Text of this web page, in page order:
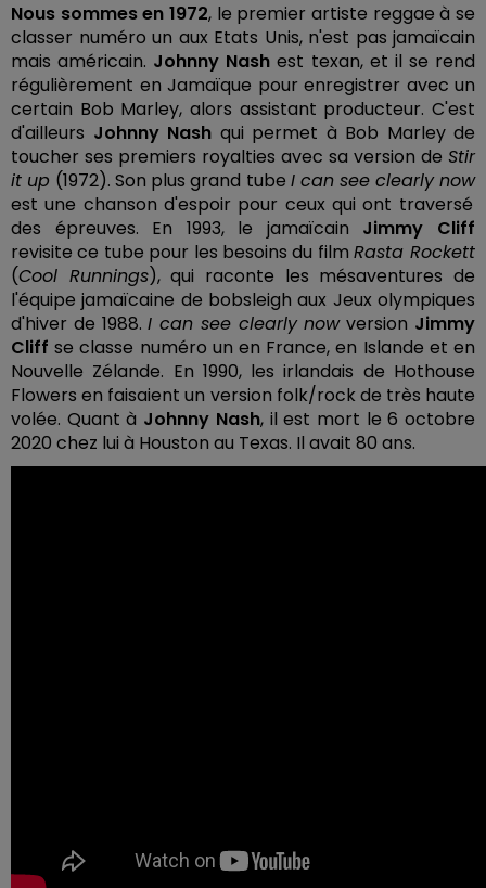
Nous sommes en 1972, le premier artiste reggae à se
classer numéro un aux Etats Unis, n'est pas jamaïcain
mais américain. Johnny Nash est texan, et il se rend
régulièrement en Jamaïque pour enregistrer avec un
certain Bob Marley, alors assistant producteur. C'est
d'ailleurs Johnny Nash qui permet à Bob Marley de
toucher ses premiers royalties avec sa version de Stir
it up (1972). Son plus grand tube I can see clearly now
est une chanson d'espoir pour ceux qui ont traversé
des épreuves. En 1993, le jamaïcain Jimmy Cliff
revisite ce tube pour les besoins du filmRasta Rockett
(Cool Runnings), qui raconte les mésaventures de
l'équipe jamaïcaine de bobsleigh aux Jeux olympiques
d'hiver de 1988.I can see clearly nowversion Jimmy
Cliff se classe numéro un en France, en Islande et en
Nouvelle Zélande. En 1990, les irlandais de Hothouse
Flowers en faisaient un version folk/rock de très haute
volée. Quant à Johnny Nash, il est mort le 6 octobre
2020 chez lui à Houston au Texas. Il avait 80 ans.